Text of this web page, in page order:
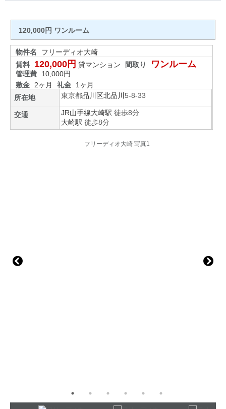
120,000円 ワンルーム
物件名
フリーディオ大崎
賃料
120,000円 貸マンション 間取り ワンルーム
管理費
10,000円
敷金
2ヶ月 礼金
1ヶ月
所在地
東京都品川区北品川 5-8-33
交通 JR山手線大崎駅 徒歩8分
大崎駅 徒歩8分